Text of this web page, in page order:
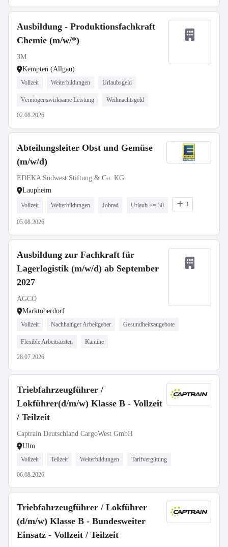
Ausbildung - Produktionsfachkraft
Chemie (m/w/*)
3M
Kempten (Allgäu)
Vollzeit Weiterbildungen Urlaubsgeld
Vermögenswirksame Leistung Weihnachtsgeld
02.08.2026
Abteilungsleiter Obst und Gemüse
(m/w/d)
EDEKA Südwest Stiftung & Co. KG
Laupheim
Vollzeit Weiterbildungen Jobrad Urlaub >= 30 3
05.08.2026
Ausbildung zur Fachkraft für
Lagerlogistik (m/w/d) ab September
2027
AGCO
Marktoberdorf
Vollzeit Nachhaltiger Arbeitgeber Gesundheitsangebote
Flexible Arbeitszeiten Kantine
28.07.2026
Triebfahrzeugführer /
Lokführer(d/m/w) Klasse B - Vollzeit
/ Teilzeit
Captrain Deutschland CargoWest GmbH
Ulm
Vollzeit Teilzeit Weiterbildungen Tarifvergütung
06.08.2026
Triebfahrzeugführer / Lokführer
(d/m/w) Klasse B - Bundesweiter
Einsatz - Vollzeit / Teilzeit